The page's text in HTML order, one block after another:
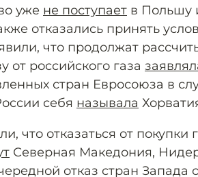
уже не поступает в Польшу
отказались принять
что продолжат
от российского газа
стран Евросоюза в
себя называла
что отказаться от покупки
Северная Македония,
отказ стран Запада